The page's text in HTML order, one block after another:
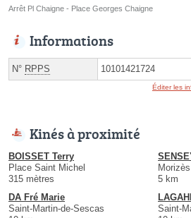
Arrêt Pl Chaigne - Place Georges Chaigne
Informations
N° RPPS 10101421724
Éditer les
Kinés à proximité
BOISSET Terry
Place Saint Michel
315 mètres
Morizès
5 km
DA Fré Marie
Saint-Martin-de-Sescas
Saint-